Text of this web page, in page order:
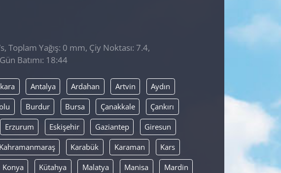
Toplam Yağış: 0 mm, Çiy Noktası: 7.4,
Batımı: 18:44
Antalya Ardahan Artvin Aydın
Burdur Bursa Çanakkale Çankırı
Erzurum Eskişehir Gaziantep Giresun
Kahramanmaraş Karabük Karaman Kars
Konya Kütahya Malatya Manisa Mardin